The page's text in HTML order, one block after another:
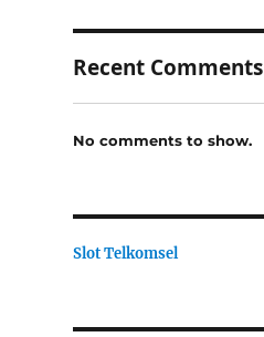
Recent Comments
No comments to show.
Slot Telkomsel